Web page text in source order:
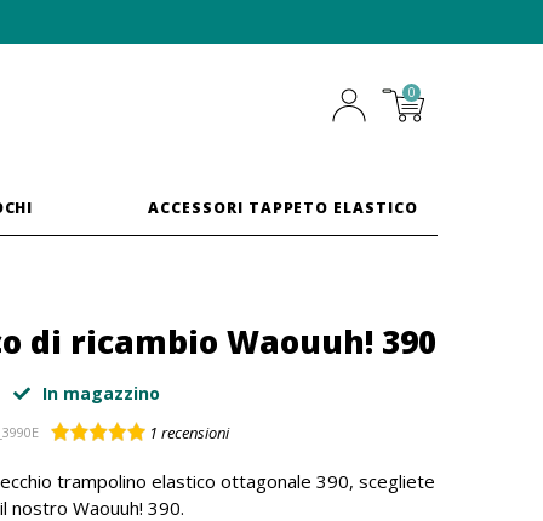
0
ACCESSORI TAPPETO ELASTICO
di ricambio Waouuh! 390
In magazzino
1 recensioni
trampolino elastico ottagonale 390, scegliete
il nostro Waouuh! 390.